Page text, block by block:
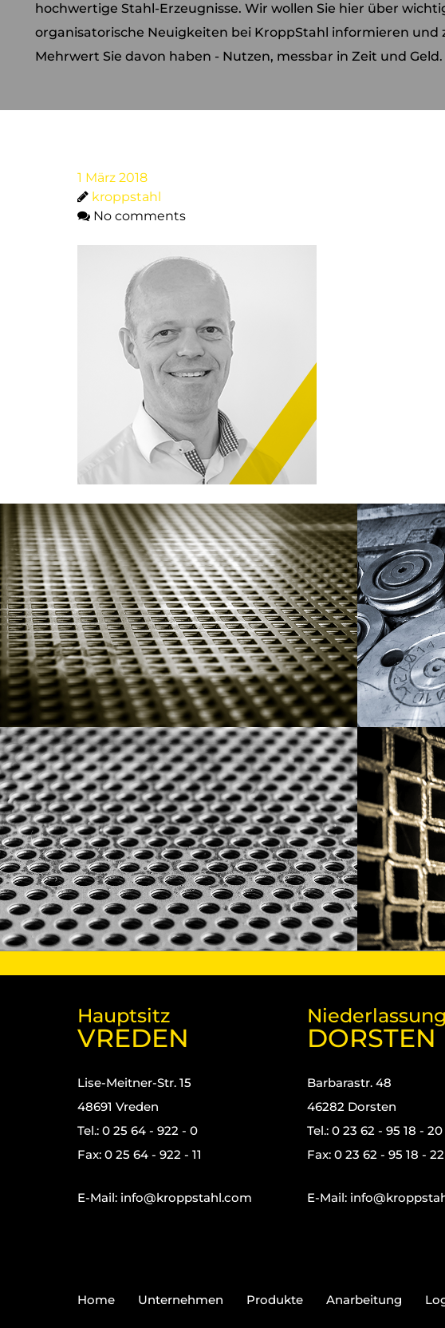
hochwertige Stahl-Erzeugnisse. Wir wollen Sie hier über
organisatorische Neuigkeiten bei KroppStahl informieren und
Mehrwert Sie davon haben - Nutzen, messbar in Zeit und Geld.
1 März 2018
kroppstahl
No comments
Hauptsitz
VREDEN
Lise-Meitner-Str. 15
48691 Vreden
Tel.: 0 25 64 - 922 - 0
Fax: 0 25 64 - 922 - 11
E-Mail: info@kroppstahl.com
Niederlassung
DORSTEN
Barbarastr. 48
46282 Dorsten
Tel.: 0 23 62 - 95 18 - 20
Fax: 0 23 62 - 95 18 - 22
E-Mail:
Home Unternehmen Produkte Anarbeitung